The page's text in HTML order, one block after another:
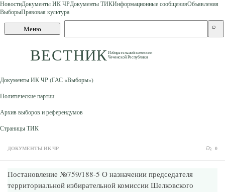
Skip to content
НовостиДокументы ИК ЧРДокументы ТИКИнформационные сообщенияОбъявления
ВыборыПравовая культура
Меню
ВЕСТНИКИзбирательной комиссии
Чеченской Республики
сайту
⌕
Документы ИК ЧР (ГАС «Выборы»)
Политические партии
Архив выборов и референдумов
Страницы ТИК
ДОКУМЕНТЫ ИК ЧР 0
Постановление №759/188-5 О назначении председателя
территориальной избирательной комиссии Шелковского